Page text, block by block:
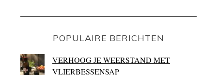
POPULAIRE BERICHTEN
VERHOOG JE WEERSTAND MET
VLIERBESSENSAP